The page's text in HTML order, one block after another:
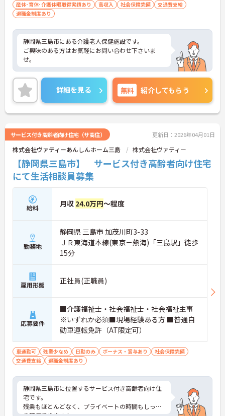
産休･育休･介護休暇取得実績あり
高収入 社会保険完備
交通費支給
退職金制度あり
静岡県三島市にある介護老人保健施設です。
ご興味のある方はお気軽にお問い合わせ下さいま
せ。
詳細を見る 無料 紹介してもらう
サービス付き高齢者向け住宅（サ高住） 更新日：2026年04月01日
株式会社ヴァティーあんしんホーム三島 株式会社ヴァティー
【静岡県三島市】 サービス付き高齢者向け住宅
にて生活相談員募集
給料 月収 24.0万円～程度
勤務地
静岡県 三島市 加茂川町3-33
ＪＲ東海道本線(東京－熱海)「三島駅」徒歩
15分
雇用形態 正社員(正職員)
応募要件
■介護福祉士・社会福祉士・社会福祉主事
※いずれか必須■現場経験ある方 ■普通自
動車運転免許（AT限定可）
車通勤可 残業少なめ 日勤のみ ボーナス・賞与あり
社会保険完備
交通費支給
退職金制度あり
静岡県三島市に位置するサービス付き高齢者向け住
宅です。
残業もほとんどなく、プライベートの時間もしっか